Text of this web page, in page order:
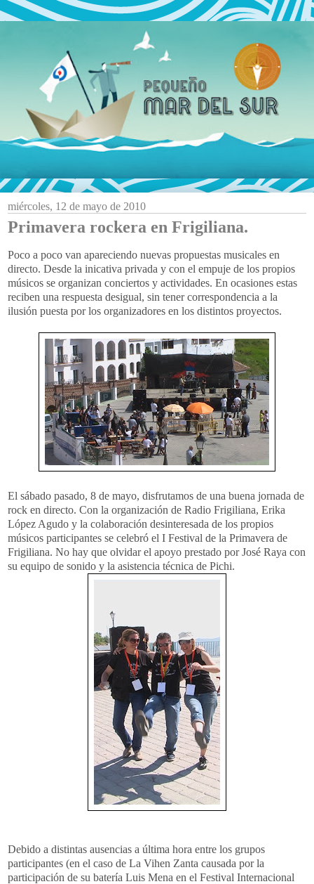
miércoles, 12 de mayo de 2010
Primavera rockera en Frigiliana.
Poco a poco van apareciendo nuevas propuestas musicales en
directo. Desde la inicativa privada y con el empuje de los propios
músicos se organizan conciertos y actividades. En ocasiones estas
reciben una respuesta desigual, sin tener correspondencia a la
ilusión puesta por los organizadores en los distintos proyectos.
El sábado pasado, 8 de mayo, disfrutamos de una buena jornada de
rock en directo. Con la organización de Radio Frigiliana, Erika
López Agudo y la colaboración desinteresada de los propios
músicos participantes se celebró el I Festival de la Primavera de
Frigiliana. No hay que olvidar el apoyo prestado por José Raya con
su equipo de sonido y la asistencia técnica de Pichi.
Debido a distintas ausencias a última hora entre los grupos
participantes (en el caso de La Vihen Zanta causada por la
participación de su batería Luis Mena en el Festival Internacional